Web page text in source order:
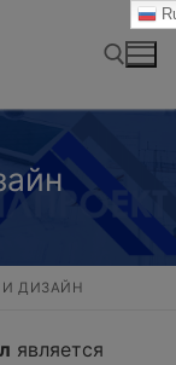
И ДИЗАЙН
является